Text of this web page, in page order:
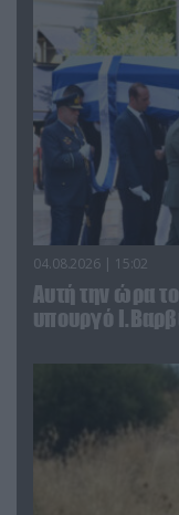
04.08.2026 | 15:02
Αυτή την ώρα
υπουργό